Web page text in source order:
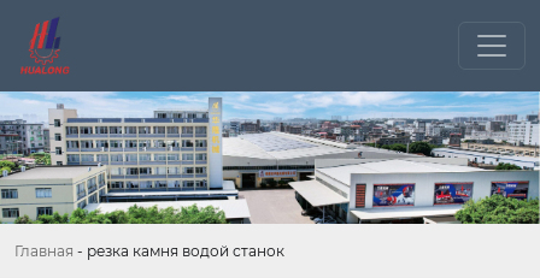
Главная - резка камня водой станок